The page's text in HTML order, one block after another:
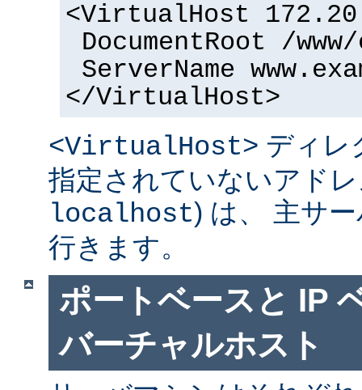
<VirtualHost
DocumentRoot /
ServerName
</VirtualHost>
<VirtualHost> ディレ
指定されていないアド
localhost) は、 主サ
行きます。
ポートベースと IP
バーチャルホスト